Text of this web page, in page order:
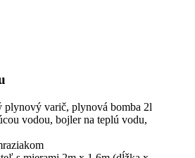
varič, plynová bomba 2l
vodou, bojler na teplú vodu,